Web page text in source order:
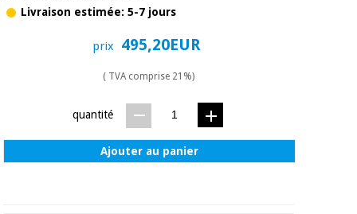
Livraison estimée: 5-7 jours
prix 495,20EUR
( TVA comprise 21%)
quantité
Ajouter au panier